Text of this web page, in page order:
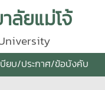
ลัยแม่โจ้
บียบ/ประกาศ/ข้อบังคับ